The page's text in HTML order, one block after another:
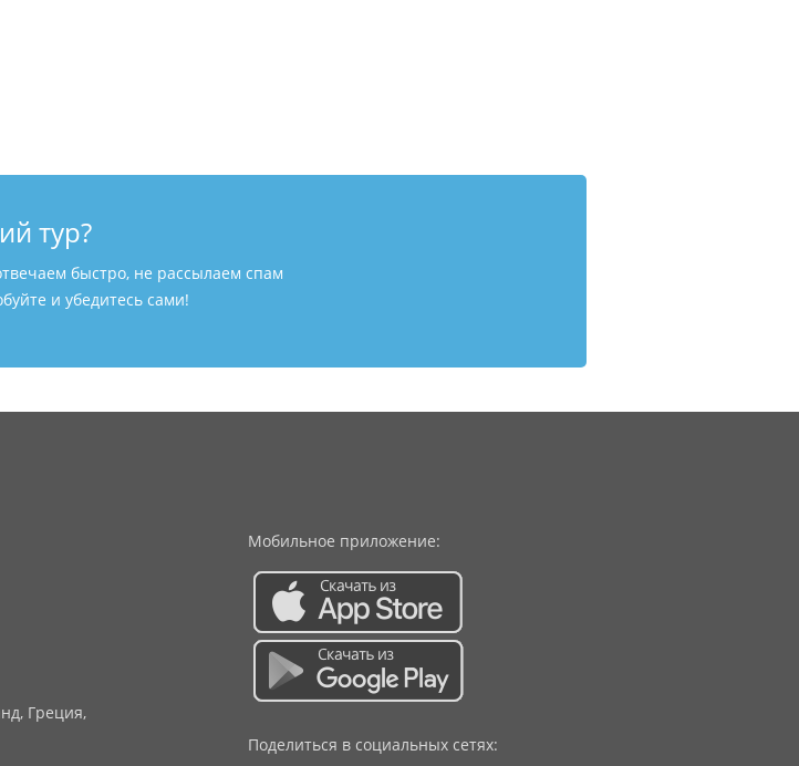
тур?
быстро, не рассылаем спам
и убедитесь сами!
Греция,
Мобильное приложение:
Поделиться в социальных сетях: